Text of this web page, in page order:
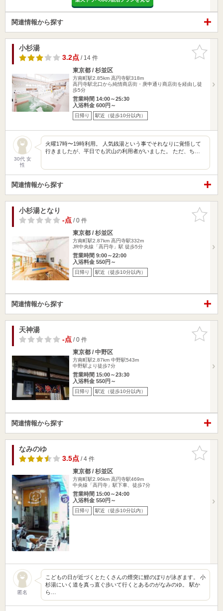
関連情報から探す
お気に入
りに追加
小杉湯
3.2点/ 14 件
東京都 / 杉並区
方南町駅2.85km 高円寺駅318m
高円寺駅北口から純情商店街・庚申通り商店街を経由し徒
歩5分
営業時間 14:00～25:30
入浴料金 600円～
日帰り 駅近（徒歩10分以内）
30代 女
性
火曜17時〜19時利用。 人気銭湯という事でそれなりに覚悟して
行きましたが、平日でも沢山の利用者がいました。 ただ、ち…
関連情報から探す
お気に入
りに追加
小杉湯となり
-点/ 0 件
東京都 / 杉並区
方南町駅2.87km 高円寺駅332m
JR中央線「高円寺」駅 徒歩5分
営業時間 9:00～22:00
入浴料金 550円～
日帰り 駅近（徒歩10分以内）
関連情報から探す
お気に入
りに追加
天神湯
-点/ 0 件
東京都 / 中野区
方南町駅2.87km 中野駅543m
中野駅より徒歩7分
営業時間 15:00～23:30
入浴料金 550円～
日帰り 駅近（徒歩10分以内）
関連情報から探す
お気に入
りに追加
なみのゆ
3.5点/ 4 件
東京都 / 杉並区
方南町駅2.96km 高円寺駅469m
中央線「高円寺」駅下車、徒歩7分
営業時間 15:00～24:00
入浴料金 550円～
日帰り 駅近（徒歩10分以内）
匿名
こどもの日が近づくとたくさんの煙突に鯉のぼりが泳ぎます。 小
杉湯にいく道を真っ直ぐ歩いて行くとあるのがなみのゆ。 駅か
ら…